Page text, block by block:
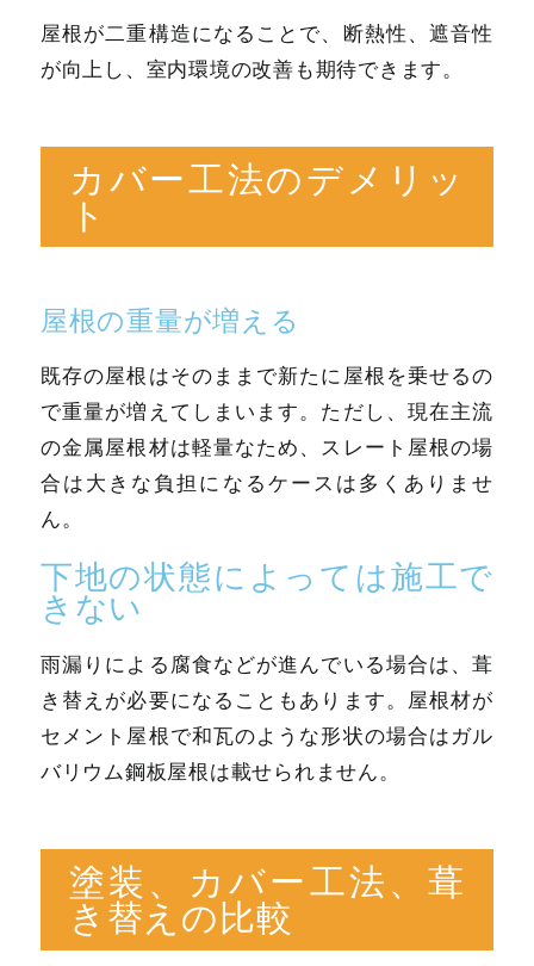
屋根が二重構造になることで、断熱性、遮音性
が向上し、室内環境の改善も期待できます。
カバー工法のデメリッ
ト
屋根の重量が増える
既存の屋根はそのままで新たに屋根を乗せるの
で重量が増えてしまいます。ただし、現在主流
の金属屋根材は軽量なため、スレート屋根の場
合は大きな負担になるケースは多くありませ
ん。
下地の状態によっては施工で
きない
雨漏りによる腐食などが進んでいる場合は、葺
き替えが必要になることもあります。屋根材が
セメント屋根で和瓦のような形状の場合はガル
バリウム鋼板屋根は載せられません。
塗装、カバー工法、葺
き替えの比較